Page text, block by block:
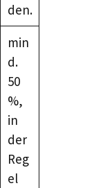
den.
min
d.
50
%,
in
der
Reg
el